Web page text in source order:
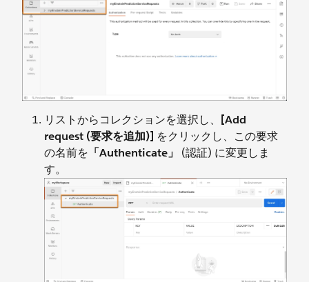
リストからコレクションを選択し、
[Add
request (要求を追加)] をクリックし、この要求
の名前を 「Authenticate」
(認証) に変更しま
す。